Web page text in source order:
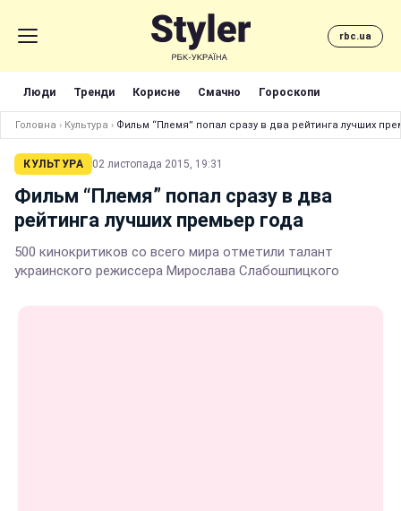
rbc.ua
Люди Тренди Корисне Смачно Гороскопи
Головна › Культура › Фильм “Племя” попал сразу в два рейтинга лучших
КУЛЬТУРА 02 листопада 2015, 19:31
Фильм “Племя” попал сразу в два
рейтинга лучших премьер года
500 кинокритиков со всего мира отметили талант
украинского режиссера Мирослава Слабошпицкого